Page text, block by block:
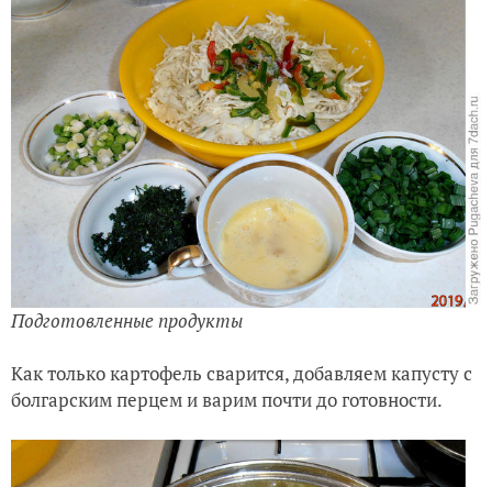
Подготовленные продукты
Как только картофель сварится, добавляем капусту с
болгарским перцем и варим почти до готовности.